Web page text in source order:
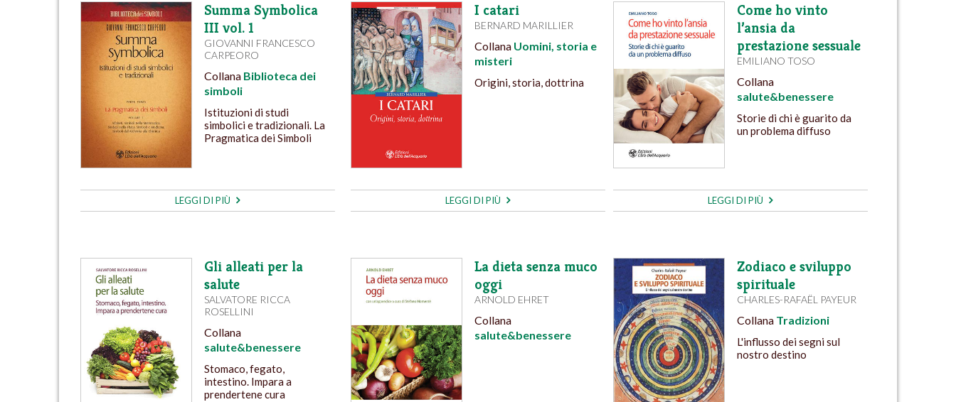
Summa Symbolica
III vol. 1
GIOVANNI FRANCESCO
CARPEORO
Collana Biblioteca dei
simboli
Istituzioni di studi
simbolici e tradizionali. La
Pragmatica dei Simboli
LEGGI DI PIÙ
I catari
BERNARD MARILLIER
Collana Uomini, storia e
misteri
Origini, storia, dottrina
LEGGI DI PIÙ
Come ho vinto
l’ansia da
prestazione sessuale
EMILIANO TOSO
Collana
salute&benessere
Storie di chi è guarito da
un problema diffuso
LEGGI DI PIÙ
Gli alleati per la
salute
SALVATORE RICCA
ROSELLINI
Collana
salute&benessere
Stomaco, fegato,
intestino. Impara a
prendertene cura
La dieta senza muco
oggi
ARNOLD EHRET
Collana
salute&benessere
Zodiaco e sviluppo
spirituale
CHARLES-RAFAËL PAYEUR
Collana Tradizioni
L'influsso dei segni sul
nostro destino